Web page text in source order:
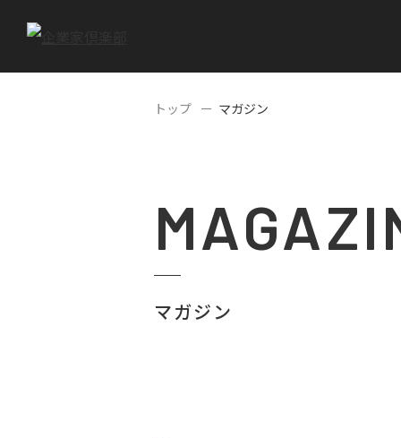
トップ マガジン
マガジン